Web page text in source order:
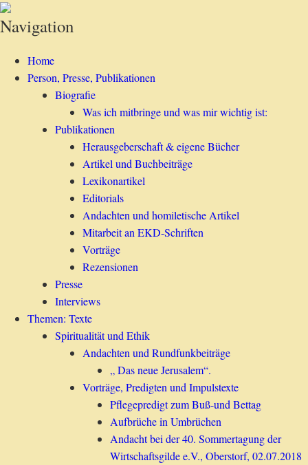
Cornelia Coenen-Marx
»Engagement mit Profil«
Navigation
Home
Person, Presse, Publikationen
Biografie
Was ich mitbringe und was mir wichtig ist:
Publikationen
Herausgeberschaft & eigene Bücher
Artikel und Buchbeiträge
Lexikonartikel
Editorials
Andachten und homiletische Artikel
Mitarbeit an EKD-Schriften
Vorträge
Rezensionen
Presse
Interviews
Themen: Texte
Spiritualität und Ethik
Andachten und Rundfunkbeiträge
„ Das neue Jerusalem“.
Vorträge, Predigten und Impulstexte
Pflegepredigt zum Buß-und Bettag
Aufbrüche in Umbrüchen
Andacht bei der 40. Sommertagung der
Wirtschaftsgilde e.V., Oberstorf, 02.07.2018